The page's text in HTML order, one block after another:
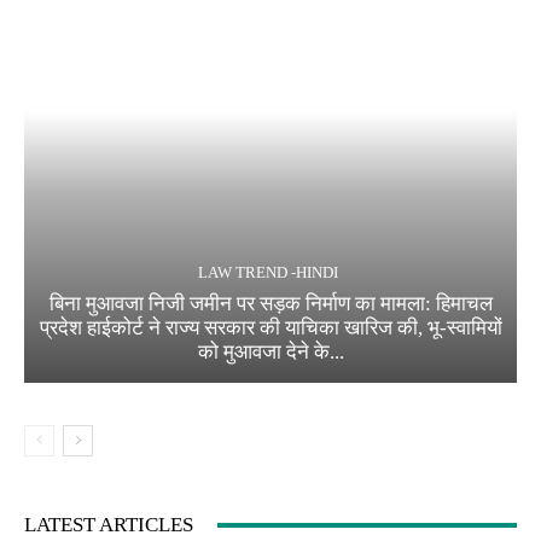
LAW TREND -HINDI
बिना मुआवजा निजी जमीन पर सड़क निर्माण का मामला: हिमाचल
प्रदेश हाईकोर्ट ने राज्य सरकार की याचिका खारिज की, भू-स्वामियों
को मुआवजा देने के...
LATEST ARTICLES